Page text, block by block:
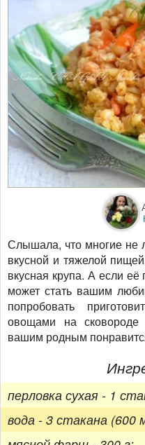
Слышала, что многие не
вкусной и тяжелой
вкусная крупа. А если её
может стать вашим
попробовать
овощами на сковороде
вашим родным
перловка сухая - 1
вода - 3 стакана (600